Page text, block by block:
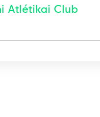
Atlétikai Club